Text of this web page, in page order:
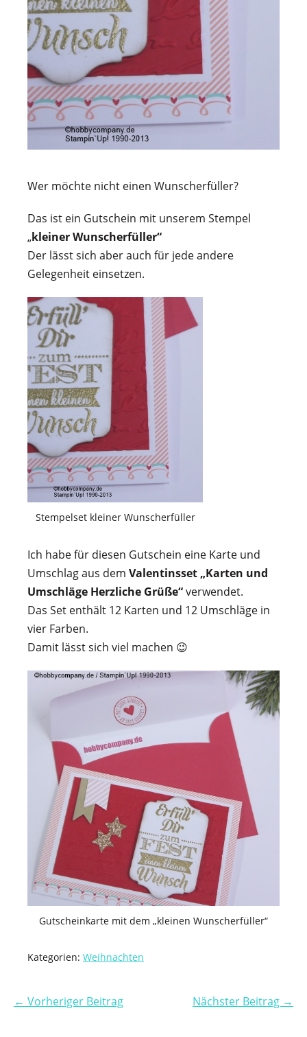
Wer möchte nicht einen Wunscherfüller?
Das ist ein Gutschein mit unserem Stempel
„kleiner Wunscherfüller“
Der lässt sich aber auch für jede andere
Gelegenheit einsetzen.
Stempelset kleiner Wunscherfüller
Ich habe für diesen Gutschein eine Karte und
Umschlag aus dem Valentinsset „Karten und
Umschläge Herzliche Grüße“verwendet.
Das Set enthält 12 Karten und 12 Umschläge in
vier Farben.
Damit lässt sich viel machen 😉
Gutscheinkarte mit dem „kleinen Wunscherfüller“
Kategorien: Weihnachten
← Vorheriger Beitrag Nächster Beitrag →